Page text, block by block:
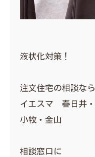
液状化対策！
注文住宅の相談なら
イエスマ 春日井・
小牧・金山
相談窓口に